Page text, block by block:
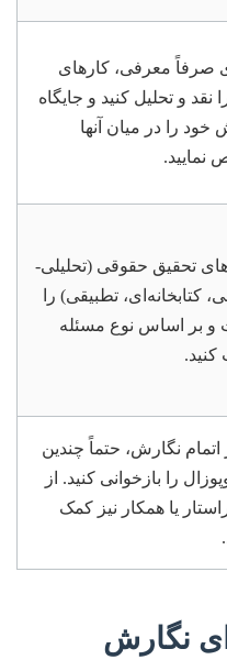
صرفاً معرفی، کارهای
نقد و تحلیل کنید و جایگاه
خود را در میان آنها
تحقیق حقوقی (تحلیلی-
کتابخانه‌ای، تطبیقی) را
و بر اساس نوع مسئله
کنید.
نگارش، حتماً چندین
را بازخوانی کنید. از
یا همکار نیز کمک
نگارش